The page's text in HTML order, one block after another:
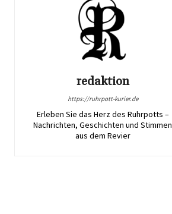
redaktion
https://ruhrpott-kurier.de
Erleben Sie das Herz des Ruhrpotts –
Nachrichten, Geschichten und Stimmen
aus dem Revier